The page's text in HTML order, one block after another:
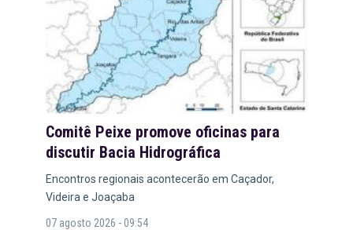
Comitê Peixe promove oficinas para
discutir Bacia Hidrográfica
Encontros regionais acontecerão em Caçador,
Videira e Joaçaba
07 agosto 2026 - 09:54